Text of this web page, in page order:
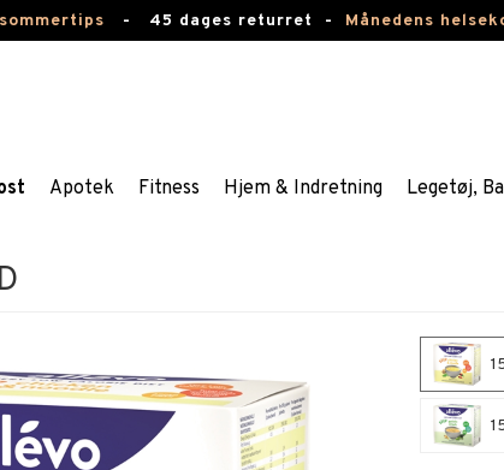
- 45 dages returret - Månedens
Apotek Fitness Hjem & Indretning Legetøj,